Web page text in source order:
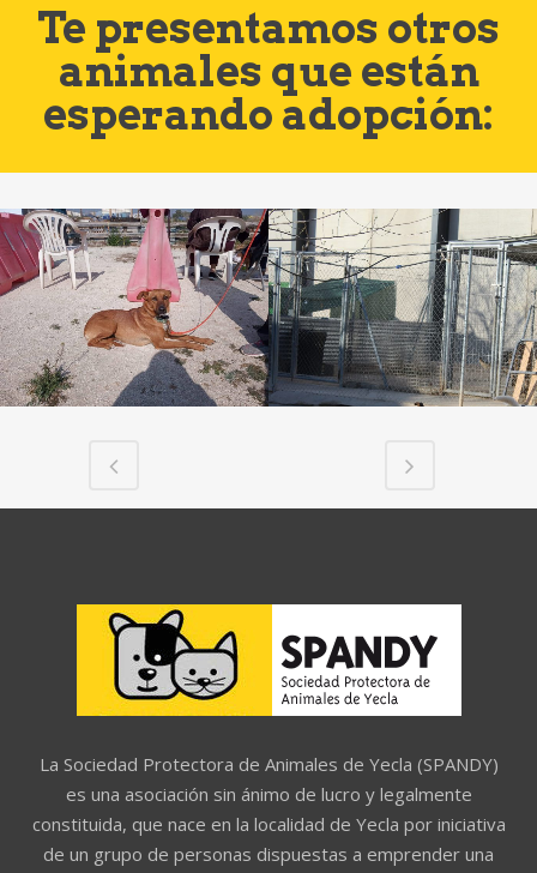
Te presentamos otros
animales que están
esperando adopción:
La Sociedad Protectora de Animales de Yecla (SPANDY)
es una asociación sin ánimo de lucro y legalmente
constituida, que nace en la localidad de Yecla por iniciativa
de un grupo de personas dispuestas a emprender una